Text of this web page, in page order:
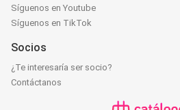
Síguenos en Youtube
Síguenos en TikTok
Socios
¿Te interesaría ser socio?
Contáctanos